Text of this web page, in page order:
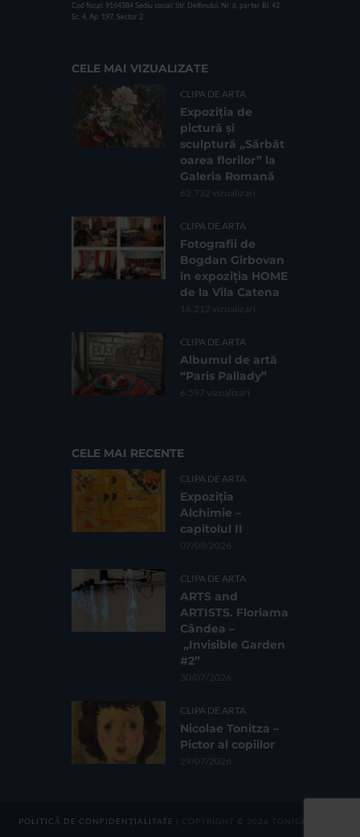
Cod fiscal: 9164384 Sediu social: Str. Delfinului, Nr. 6, parter Bl. 42,
Sc. 4, Ap. 197, Sector 2
CELE MAI VIZUALIZATE
CLIPA DE ARTA
Expoziția de
pictură și
sculptură „Sărbăt
oarea florilor” la
Galeria Romană
62.732 vizualizari
CLIPA DE ARTA
Fotografii de
Bogdan Gîrbovan
în expoziția HOME
de la Vila Catena
16.212 vizualizari
CLIPA DE ARTA
Albumul de artă
“Paris Pallady”
6.597 vizualizari
CELE MAI RECENTE
CLIPA DE ARTA
Expoziția
Alchimie –
capitolul II
07/08/2026
CLIPA DE ARTA
ARTS and
ARTISTS. Floriama
Cândea –
„Invisible Garden
#2”
30/07/2026
CLIPA DE ARTA
Nicolae Tonitza –
Pictor al copiilor
29/07/2026
POLITICĂ DE CONFIDENȚIALITATE | COPYRIGHT © 2026 TONICA GROUP